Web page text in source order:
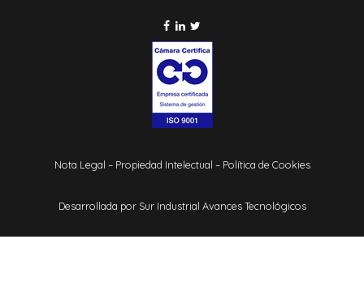
Nota Legal – Propiedad Intelectual – Política de Cookies
Desarrollada por Sur Industrial Avances Tecnológicos